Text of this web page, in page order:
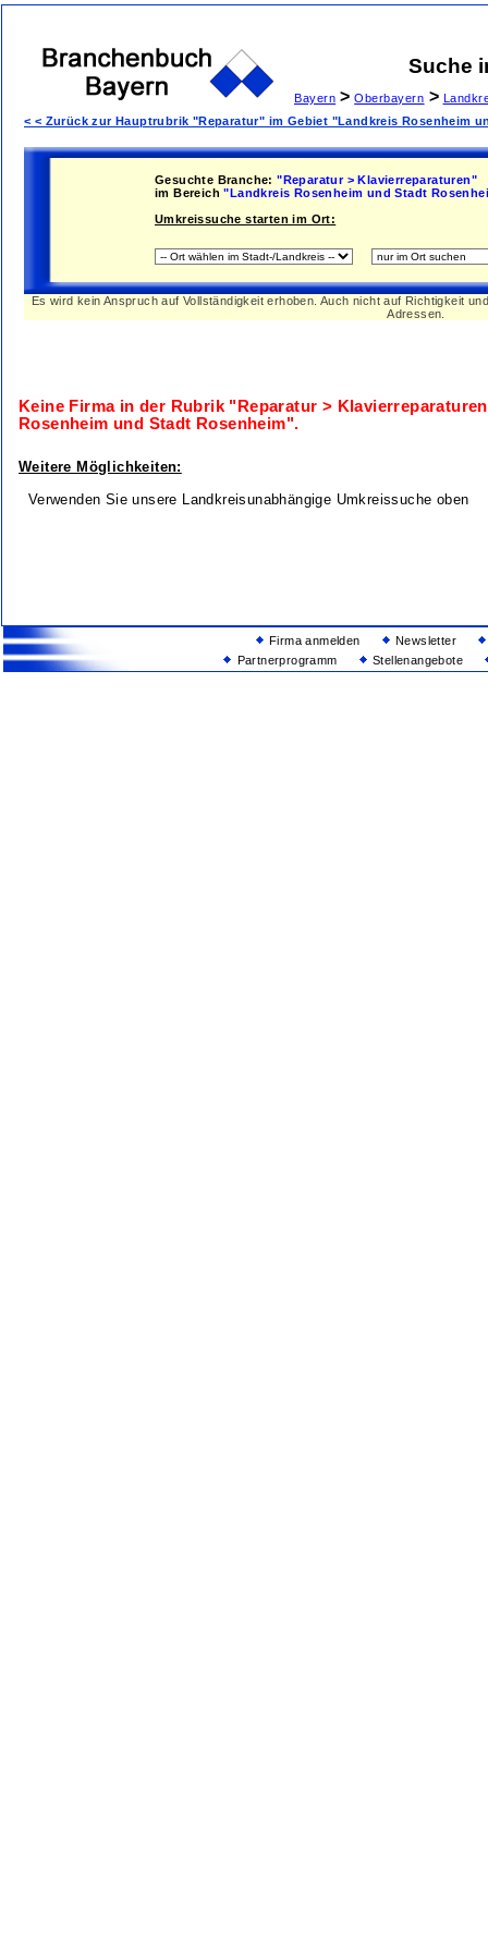
Suche
Bayern > Oberbayern >
< < Zurück zur Hauptrubrik "Reparatur" im Gebiet "Landkreis Rosenheim
Gesuchte Branche: "Reparatur > Klavierreparaturen"
im Bereich "Landkreis Rosenheim und Stadt
Umkreissuche starten im Ort:
Es wird kein Anspruch auf Vollständigkeit erhoben. Auch nicht auf Richtigkeit
Adressen.
Keine Firma in der Rubrik "Reparatur >
Rosenheim und Stadt Rosenheim".
Weitere Möglichkeiten:
Verwenden Sie unsere Landkreisunabhängige Umkreissuche oben
Firma anmelden
Newsletter
Partnerprogramm
Stellenangebote